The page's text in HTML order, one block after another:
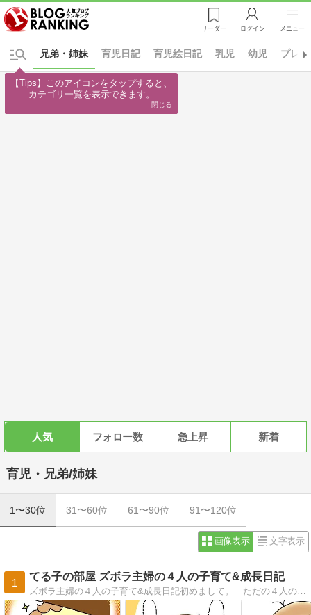
リーダー ログイン メニュー
育児日記 育児絵日記 乳児 幼児 プレ
兄弟・姉妹
人気 フォロー数 急上昇 新着
育児・兄弟/姉妹
1〜30位 31〜60位 61〜90位 91〜120位
画像表示 文字表示
1
てる子の部屋 ズボラ主婦の４人の子育て&成長日記
ズボラ主婦の４人の子育て&成長日記初めまして。 ただの４人の子持ちの主婦、てる子と申します。このブログは、私の日常をならべています。少しでもクスリッと笑ってもらえたり、「あるある〜！」と思えてもらえたらこれ幸いです。
【Tips】このアイコンをタップすると、
カテゴリ一覧を表示できます。
閉じる